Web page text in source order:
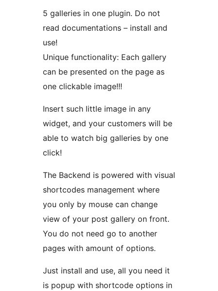
5 galleries in one plugin. Do not
read documentations – install and
use!
Unique functionality: Each gallery
can be presented on the page as
one clickable image!!!
Insert such little image in any
widget, and your customers will be
able to watch big galleries by one
click!
The Backend is powered with visual
shortcodes management where
you only by mouse can change
view of your post gallery on front.
You do not need go to another
pages with amount of options.
Just install and use, all you need it
is popup with shortcode options in